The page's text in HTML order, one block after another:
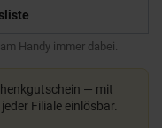
Handy immer dabei.
— mit
Filiale einlösbar.